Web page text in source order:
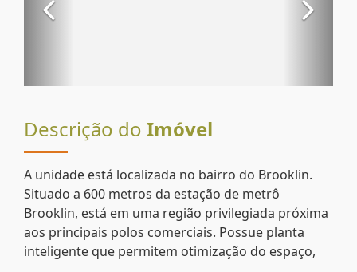
Descrição do Imóvel
A unidade está localizada no bairro do Brooklin.
Situado a 600 metros da estação de metrô
Brooklin, está em uma região privilegiada próxima
aos principais polos comerciais. Possue planta
inteligente que permitem otimização do espaço,